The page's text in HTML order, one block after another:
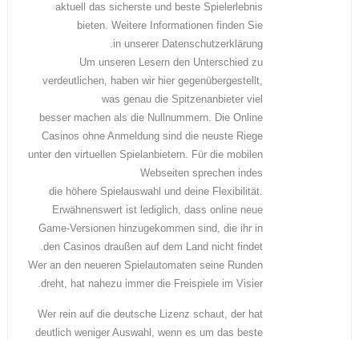
aktuell das sicherste und beste Spielerlebnis
bieten. Weitere Informationen finden Sie
in unserer Datenschutzerklärung.
Um unseren Lesern den Unterschied zu
verdeutlichen, haben wir hier gegenübergestellt,
was genau die Spitzenanbieter viel
besser machen als die Nullnummern. Die Online
Casinos ohne Anmeldung sind die neuste Riege
unter den virtuellen Spielanbietern. Für die mobilen
Webseiten sprechen indes
die höhere Spielauswahl und deine Flexibilität.
Erwähnenswert ist lediglich, dass online neue
Game-Versionen hinzugekommen sind, die ihr in
den Casinos draußen auf dem Land nicht findet.
Wer an den neueren Spielautomaten seine Runden
dreht, hat nahezu immer die Freispiele im Visier.
Wer rein auf die deutsche Lizenz schaut, der hat
deutlich weniger Auswahl, wenn es um das beste